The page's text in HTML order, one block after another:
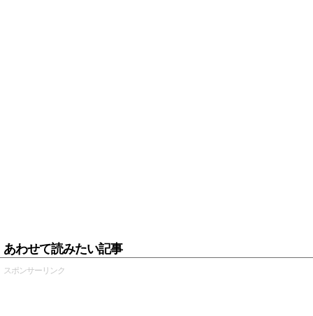
あわせて読みたい記事
スポンサーリンク